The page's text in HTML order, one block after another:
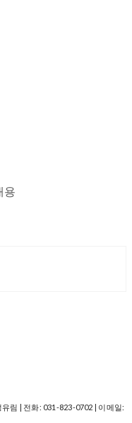
용
림 | 전화: 031-823-0702 | 이메일: